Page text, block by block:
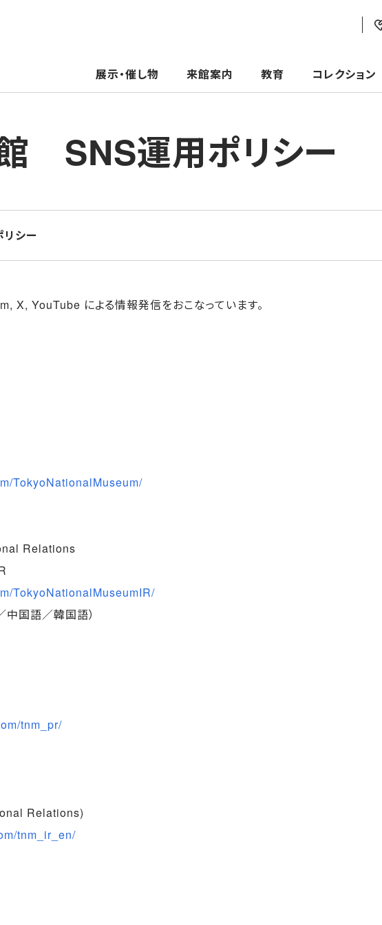
展示・催し物 来館案内 教育 コレクション
SNS運用ポリシー
シー
X, YouTube による情報発信をおこなっています。
TokyoNationalMuseum/
Relations
TokyoNationalMuseumIR/
国語／韓国語）
tnm_pr/
Relations)
tnm_ir_en/